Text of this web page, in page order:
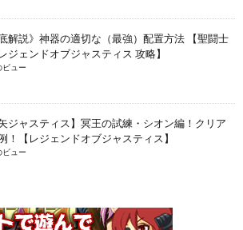
底解説》神器の適切な（最強）配置方法 【聖闘士
ジェンドオブジャスティス 攻略】
ュー
矢ジャスティス】冥王の試練・シオン編！クリア
！【レジェンドオブジャスティス】
ュー